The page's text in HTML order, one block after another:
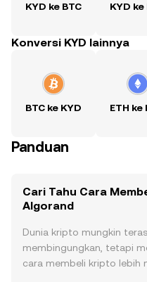
KYD ke BTC KYD ke
Konversi KYD lainnya
BTC ke KYD ETH ke
Panduan
Cari Tahu Cara
Algorand
Dunia kripto mungkin
membingungkan, tetapi
cara membeli kripto lebih